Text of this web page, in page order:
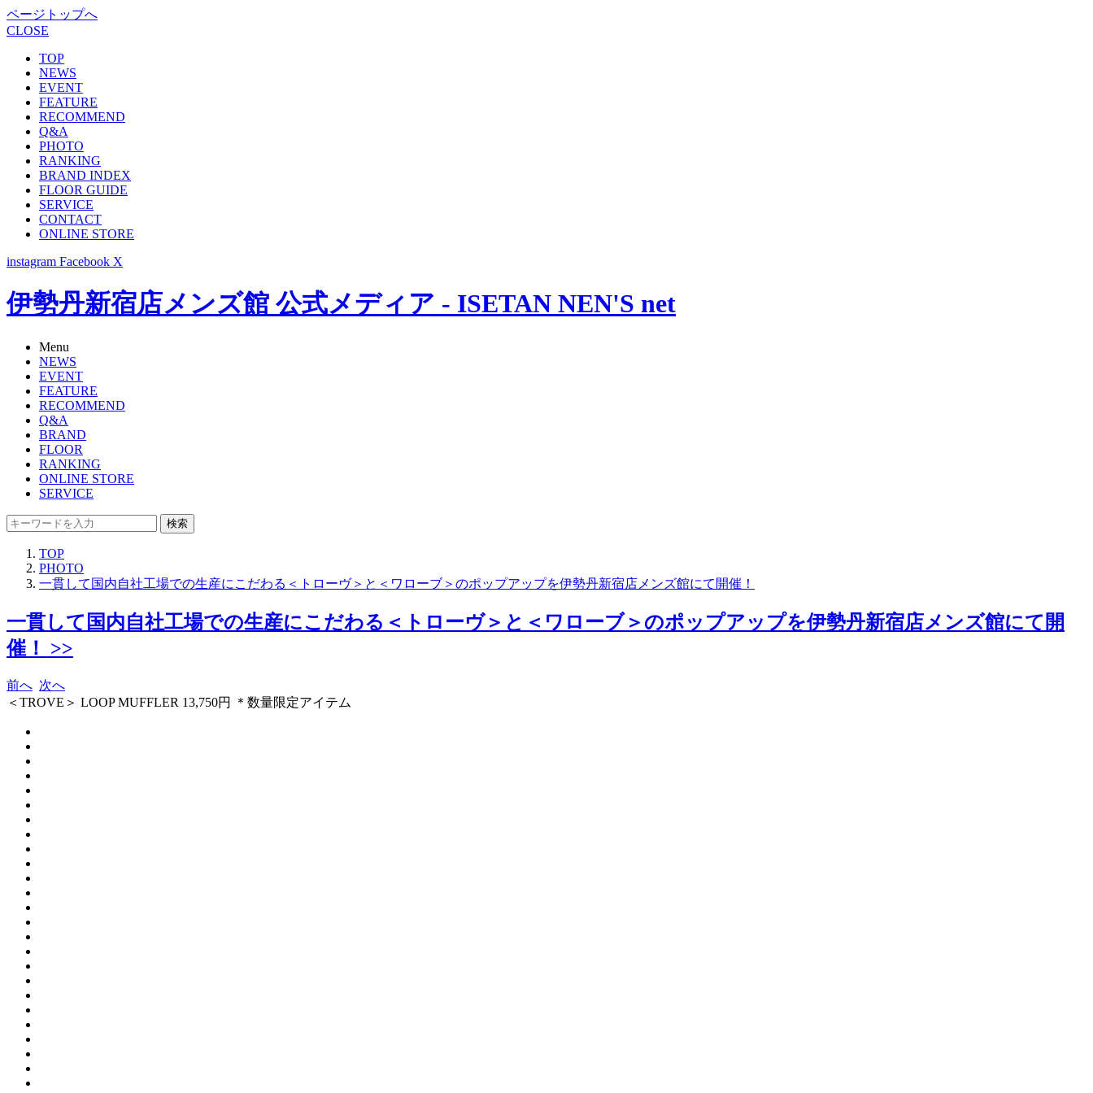
ページトップへ
CLOSE
TOP
NEWS
EVENT
FEATURE
RECOMMEND
Q&A
PHOTO
RANKING
BRAND INDEX
FLOOR GUIDE
SERVICE
CONTACT
ONLINE STORE
instagram Facebook X
伊勢丹新宿店メンズ館 公式メディア - ISETAN NEN'S net
Menu
NEWS
EVENT
FEATURE
RECOMMEND
Q&A
BRAND
FLOOR
RANKING
ONLINE STORE
SERVICE
検索
TOP
PHOTO
一貫して国内自社工場での生産にこだわる＜トローヴ＞と＜ワローブ＞のポップアップを伊勢丹新宿店メンズ館にて開催！
一貫して国内自社工場での生産にこだわる＜トローヴ＞と＜ワローブ＞のポップアップを伊勢丹新宿店メンズ館にて開
催！ >>
前へ 次へ
＜TROVE＞ LOOP MUFFLER 13,750円 ＊数量限定アイテム